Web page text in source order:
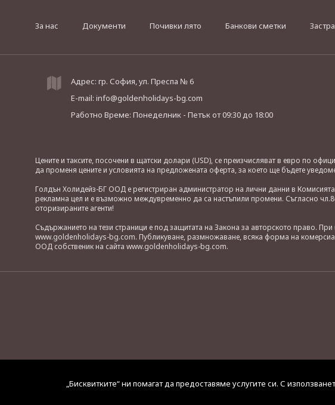
За нас Документи Почивки лято Банкови сметки
Адрес: гр. София, ул. Преспа № 6
E-mail: info@goldenholidays-bg.com
Работно Време: Понеделник - Петъкот 09:30 до 18:00
Цените и таксите, посочени в щатски долари (USD), се преизчисляват в евро по
да променя цените и условията на предложената оферта, за което ще бъдете
Голдън Холидейз-БГ ООД е регистриран администратор на лични данни в
рекламна цел и е възможно междувременно да са настъпили промени. Съгласно
оторизираните агенти!
Съдържанието на тези страници е под защитата на Закона за авторското право.
www.goldenholidays-bg.com. Публикуване, размножаване, всяка форма на
ООД собственик на сайта www.goldenholidays-bg.com.
„Бисквитките“ ни помагат да предоставяме услугите си. С